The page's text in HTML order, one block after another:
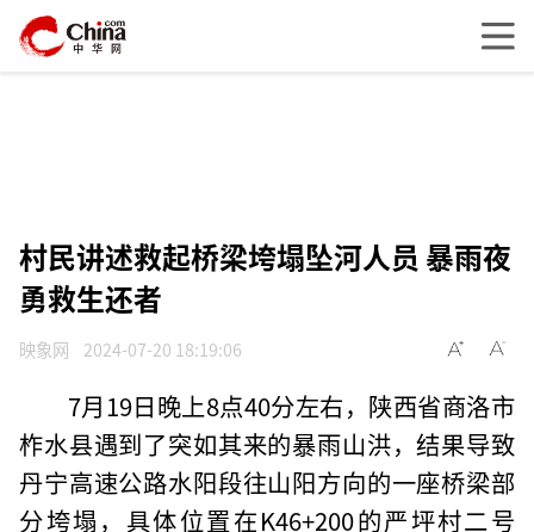
村民讲述救起桥梁垮塌坠河人员 暴雨夜
勇救生还者
映象网 2024-07-20 18:19:06
7月19日晚上8点40分左右，陕西省商洛市
柞水县遇到了突如其来的暴雨山洪，结果导致
丹宁高速公路水阳段往山阳方向的一座桥梁部
分垮塌，具体位置在K46+200的严坪村二号